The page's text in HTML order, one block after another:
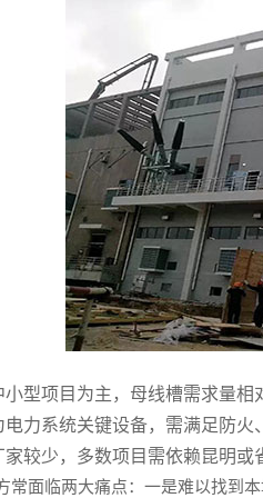
小型项目为主，母线槽需求量
电力系统关键设备，需满足防
家较少，多数项目需依赖昆明或
常面临两大痛点：一是难以找到